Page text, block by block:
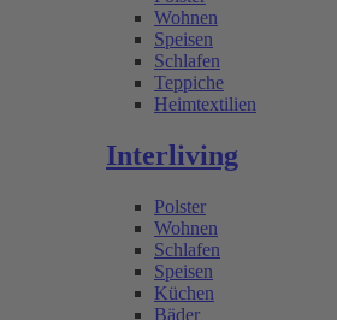
Wohnen
Speisen
Schlafen
Teppiche
Heimtextilien
Interliving
Polster
Wohnen
Schlafen
Speisen
Küchen
Bäder